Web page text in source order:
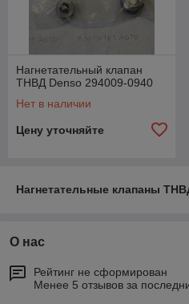
Нагнетательный клапан
ТНВД Denso 294009-0940
Нет в наличии
Цену уточняйте
Нагнетательные клапаны
О нас
Рейтинг не сформирован
Менее 5 отзывов за